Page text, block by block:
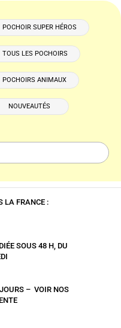
POCHOIR SUPER HÉROS
TOUS LES POCHOIRS
POCHOIRS ANIMAUX
NOUVEAUTÉS
LA FRANCE :
SOUS 48 H, DU
– VOIR NOS